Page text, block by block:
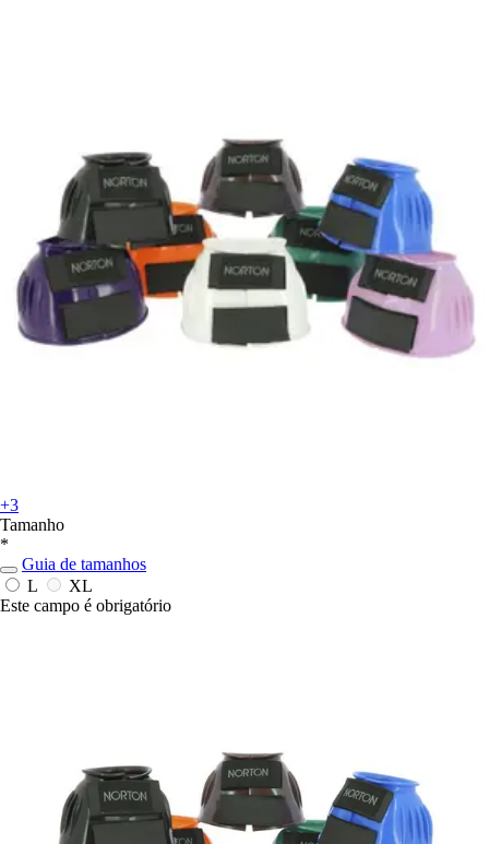
+3
Tamanho
*
Guia de tamanhos
L
XL
Este campo é obrigatório